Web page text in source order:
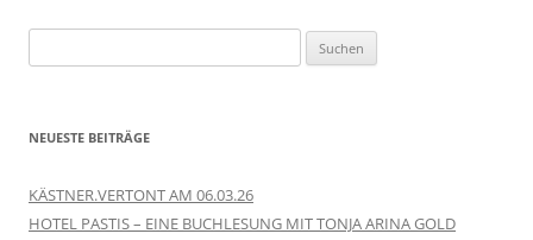
nach:
NEUESTE BEITRÄGE
KÄSTNER.VERTONT AM 06.03.26
HOTEL PASTIS – EINE BUCHLESUNG MIT TONJA ARINA GOLD